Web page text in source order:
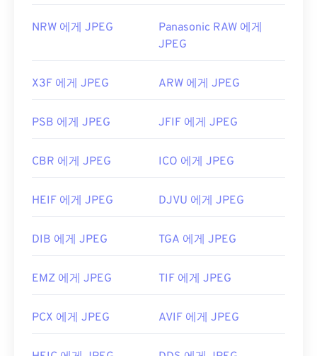
NRW 에게 JPEG
Panasonic RAW 에게
JPEG
X3F 에게 JPEG ARW 에게 JPEG
PSB 에게 JPEG JFIF 에게 JPEG
CBR 에게 JPEG ICO 에게 JPEG
HEIF 에게 JPEG DJVU 에게 JPEG
DIB 에게 JPEG TGA 에게 JPEG
EMZ 에게 JPEG TIF 에게 JPEG
PCX 에게 JPEG AVIF 에게 JPEG